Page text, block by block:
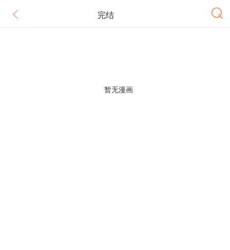
完结
暂无漫画